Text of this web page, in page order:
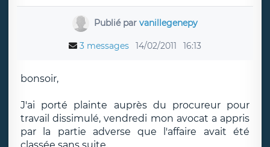
Publié par vanillegenepy
3 messages 14/02/2011 16:13
bonsoir,
J'ai porté plainte auprès du procureur pour
travail dissimulé, vendredi mon avocat a appris
par la partie adverse que l'affaire avait été